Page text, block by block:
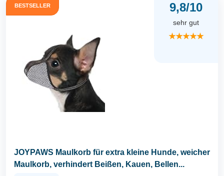
BESTSELLER 9,8/10
sehr gut
★★★★★
JOYPAWS Maulkorb für extra kleine Hunde, weicher
Maulkorb, verhindert Beißen, Kauen, Bellen...